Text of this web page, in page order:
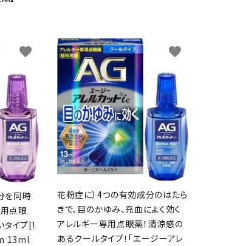
を同時
点眼
タイプ[!
13ml
favorite
花粉症に）4つの有効成分のはたら
きで、目のかゆみ、充血によく効く
アレルギー専用点眼薬！清涼感の
あるクールタイプ！「エージーアレ
favorite